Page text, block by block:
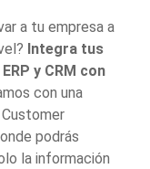
a tu empresa a
Integra tus
y CRM con
con una
podrás
la información